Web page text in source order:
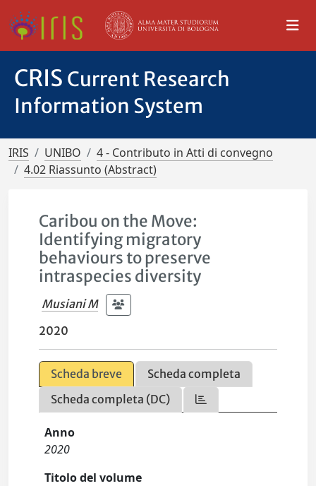
CRIS Current Research
Information System
IRIS UNIBO
4 - Contributo in Atti di convegno
4.02 Riassunto (Abstract)
Caribou on the Move:
Identifying migratory
behaviours to preserve
intraspecies diversity
Musiani M
2020
Scheda breve
Scheda completa
Scheda completa (DC)
Anno
2020
Titolo del volume